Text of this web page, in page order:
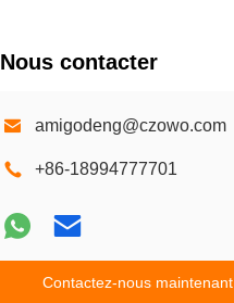
Nous contacter
amigodeng@czowo.com
+86-18994777701
Contactez-nous maintenant